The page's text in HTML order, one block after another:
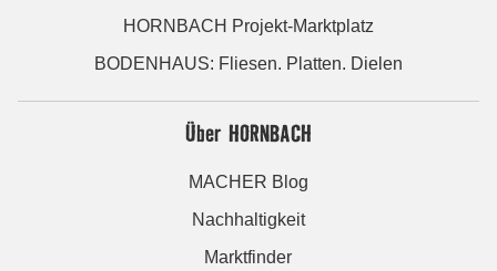
HORNBACH Projekt-Marktplatz
BODENHAUS: Fliesen. Platten. Dielen
Über HORNBACH
MACHER Blog
Nachhaltigkeit
Marktfinder